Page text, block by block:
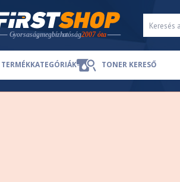
TERMÉKKATEGÓRIÁK TONER KERESŐ